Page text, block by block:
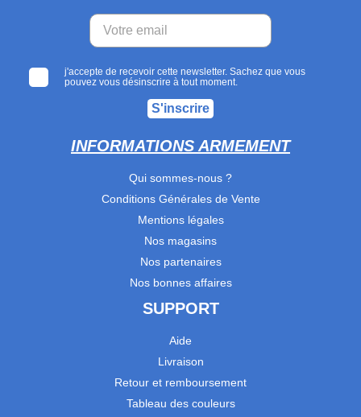
j'accepte de recevoir cette newsletter. Sachez que vous
pouvez vous désinscrire à tout moment.
S'inscrire
INFORMATIONS ARMEMENT
Qui sommes-nous ?
Conditions Générales de Vente
Mentions légales
Nos magasins
Nos partenaires
Nos bonnes affaires
SUPPORT
Aide
Livraison
Retour et remboursement
Tableau des couleurs